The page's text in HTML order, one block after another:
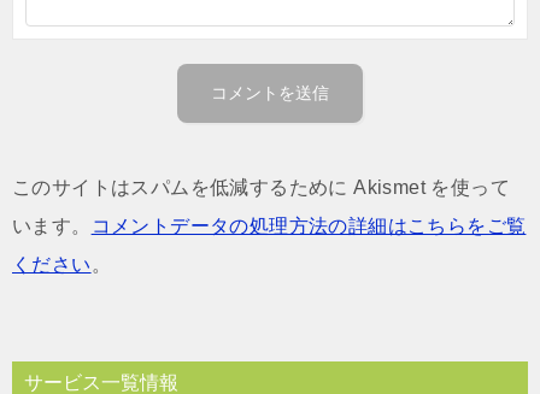
このサイトはスパムを低減するために Akismet を使って
います。
コメントデータの処理方法の詳細はこちらをご覧
ください 。
サービス一覧情報